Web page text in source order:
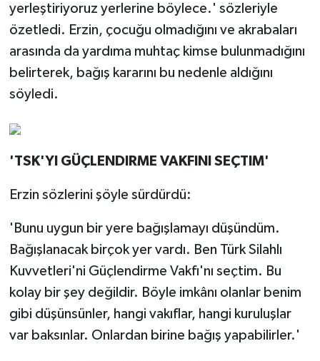
yerleştiriyoruz yerlerine böylece.' sözleriyle
özetledi. Erzin, çocuğu olmadığını ve akrabaları
arasında da yardıma muhtaç kimse bulunmadığını
belirterek, bağış kararını bu nedenle aldığını
söyledi.
'TSK'YI GÜÇLENDIRME VAKFINI SEÇTIM'
Erzin sözlerini şöyle sürdürdü:
'Bunu uygun bir yere bağışlamayı düşündüm.
Bağışlanacak birçok yer vardı. Ben Türk Silahlı
Kuvvetleri'ni Güçlendirme Vakfı'nı seçtim. Bu
kolay bir şey değildir. Böyle imkânı olanlar benim
gibi düşünsünler, hangi vakıflar, hangi kuruluşlar
var baksınlar. Onlardan birine bağış yapabilirler.'